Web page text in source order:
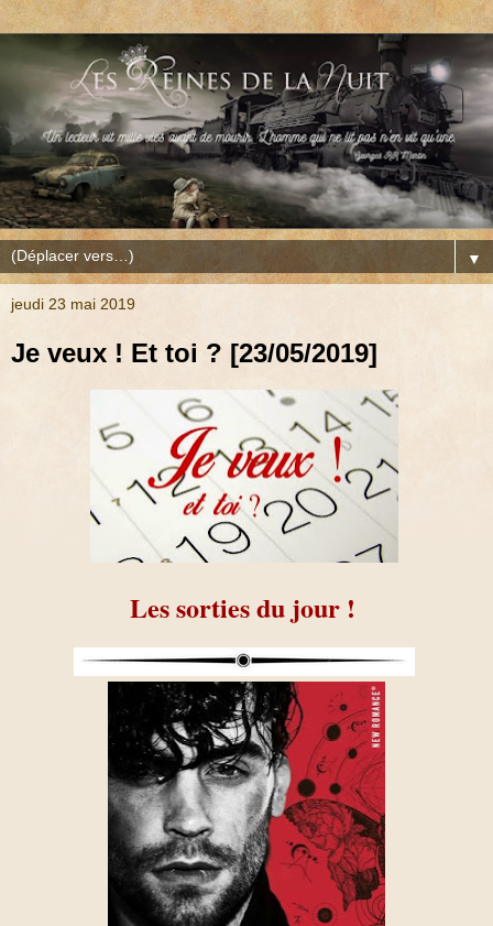
▼
jeudi 23 mai 2019
Je veux ! Et toi ? [23/05/2019]
Les sorties du jour !